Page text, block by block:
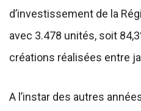
d’investissement de la
avec 3.478 unités, soit
créations réalisées entre
A l’instar des autres